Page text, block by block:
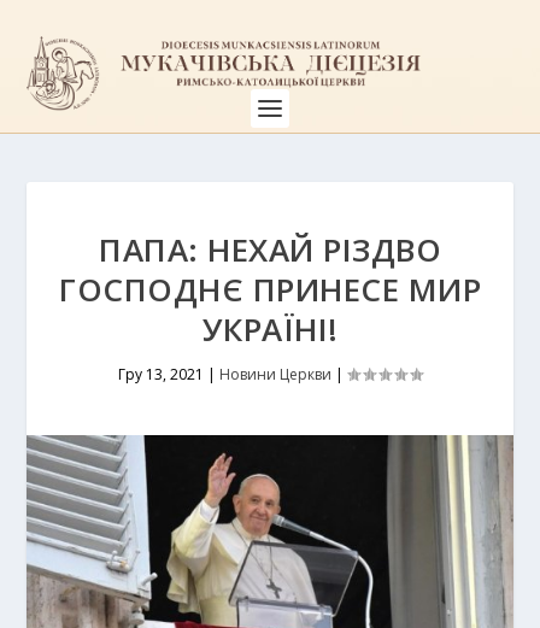
ПАПА: НЕХАЙ РІЗДВО
ГОСПОДНЄ ПРИНЕСЕ МИР
УКРАЇНІ!
Гру 13, 2021 | Новини Церкви |